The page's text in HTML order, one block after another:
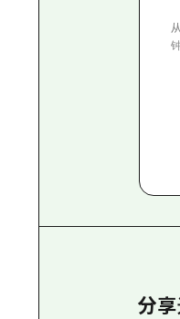
分